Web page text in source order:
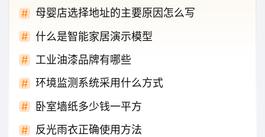
母婴店选择地址的主要原因怎么写
什么是智能家居演示模型
工业油漆品牌有哪些
环境监测系统采用什么方式
卧室墙纸多少钱一平方
反光雨衣正确使用方法